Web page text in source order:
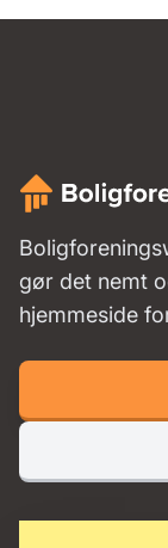
gør det nemt
hjemmeside